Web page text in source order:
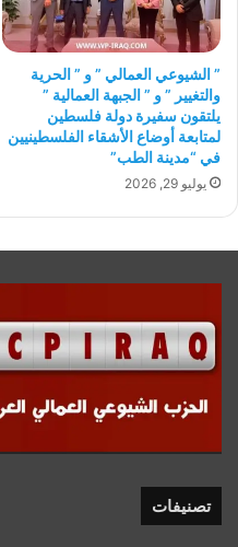
” الشيوعي العمالي ” و ” الحرية
والتغيير ” و ” الجبهة العمالية ”
يلتقون سفيرة دولة فلسطين
لمتابعة أوضاع الأشقاء الفلسطينيين
في “مدينة الطب”
يوليو 29, 2026
تصنيفات